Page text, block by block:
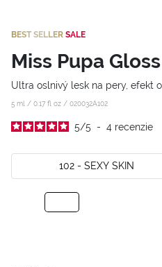
BEST SELLER SALE
Miss Pupa Gloss
Ultra oslnivý lesk na pery, efekt
5 ml / 0.17 fl oz / 020032A102
5/5 - 4 recenzie
102 - SEXY SKIN